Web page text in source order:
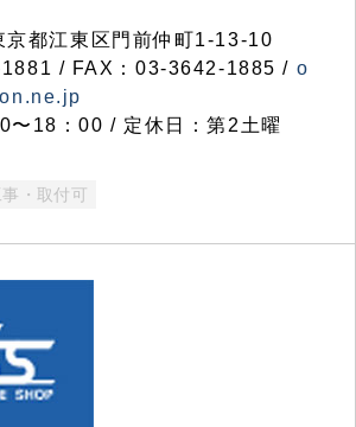
都江東区門前仲町1-13-10
/ FAX：03-3642-1885 / o
〜18：00 / 定休日：第2土曜
事・取付可